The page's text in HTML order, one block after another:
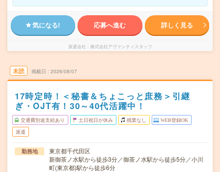
気になる! 応募へ進む 詳しく見る
派遣会社 株式会社アヴァンティスタッフ
未読 掲載日 2026/08/07
17時定時！＜秘書＆ちょこっと庶務＞引継
ぎ・OJT有！30～40代活躍中！
交通費別途支給あり 土日祝日が休み 残業なし WEB登録OK
派遣
勤務地
東京都千代田区
新御茶ノ水駅から徒歩3分／御茶ノ水駅から徒歩5分／小川
町(東京都)駅から徒歩6分